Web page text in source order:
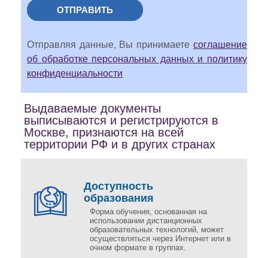
ОТПРАВИТЬ
Отправляя данные, Вы принимаете соглашение
об обработке персональных данных и политику
конфиденциальности
Выдаваемые документы
выписываются и регистрируются в
Москве, признаются на всей
территории РФ и в других странах
Доступность
образования
Форма обучения, основанная на
использовании дистанционных
образовательных технологий, может
осуществляться через Интернет или в
очном формате в группах.